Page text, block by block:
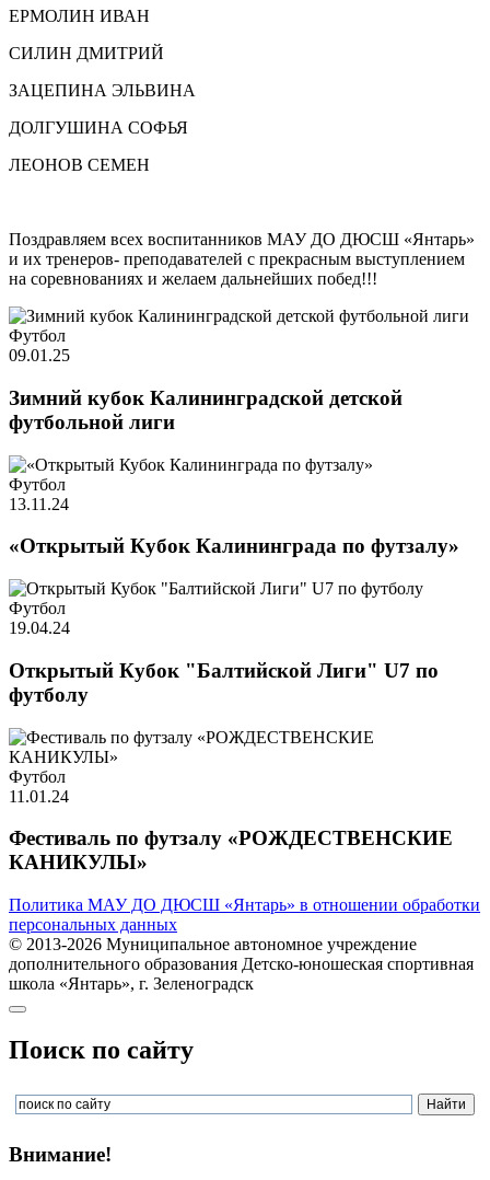
ЕРМОЛИН ИВАН
СИЛИН ДМИТРИЙ
ЗАЦЕПИНА ЭЛЬВИНА
ДОЛГУШИНА СОФЬЯ
ЛЕОНОВ СЕМЕН
Поздравляем всех воспитанников МАУ ДО ДЮСШ «Янтарь»
и их тренеров- преподавателей с прекрасным выступлением
на соревнованиях и желаем дальнейших побед!!!
Футбол
09.01.25
Зимний кубок Калининградской детской
футбольной лиги
Футбол
13.11.24
«Открытый Кубок Калининграда по футзалу»
Футбол
19.04.24
Открытый Кубок "Балтийской Лиги" U7 по
футболу
Футбол
11.01.24
Фестиваль по футзалу «РОЖДЕСТВЕНСКИЕ
КАНИКУЛЫ»
Политика МАУ ДО ДЮСШ «Янтарь» в отношении обработки
персональных данных
© 2013-2026 Муниципальное автономное учреждение
дополнительного образования Детско-юношеская спортивная
школа «Янтарь», г. Зеленоградск
Поиск по сайту
Внимание!